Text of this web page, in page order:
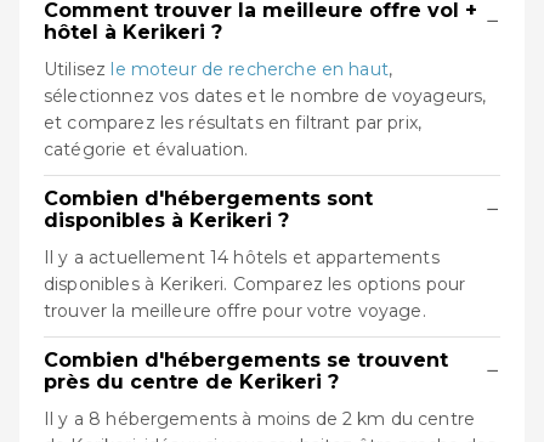
Comment trouver la meilleure offre vol +
hôtel à Kerikeri ?
−
Utilisez le moteur de recherche en haut,
sélectionnez vos dates et le nombre de voyageurs,
et comparez les résultats en filtrant par prix,
catégorie et évaluation.
Combien d'hébergements sont
disponibles à Kerikeri ?
−
Il y a actuellement 14 hôtels et appartements
disponibles à Kerikeri. Comparez les options pour
trouver la meilleure offre pour votre voyage.
Combien d'hébergements se trouvent
près du centre de Kerikeri ?
−
Il y a 8 hébergements à moins de 2 km du centre